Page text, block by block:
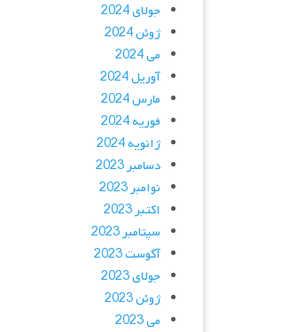
جولای 2024
ژوئن 2024
می 2024
آوریل 2024
مارس 2024
فوریه 2024
ژانویه 2024
دسامبر 2023
نوامبر 2023
اکتبر 2023
سپتامبر 2023
آگوست 2023
جولای 2023
ژوئن 2023
می 2023